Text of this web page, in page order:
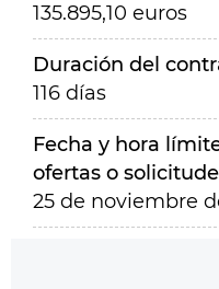
135.895,10 euros
Duración del
116 días
Fecha y hora
ofertas o
25 de noviembre